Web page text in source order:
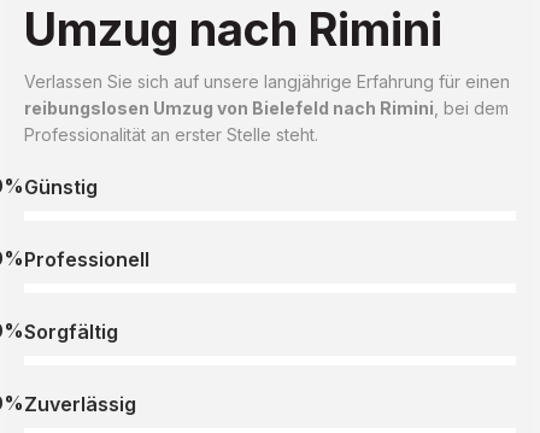
Umzug nach Rimini
Verlassen Sie sich auf unsere langjährige Erfahrung für einen
reibungslosen Umzug von Bielefeld nach Rimini , bei dem
Professionalität an erster Stelle steht.
Günstig
Professionell
Sorgfältig
Zuverlässig